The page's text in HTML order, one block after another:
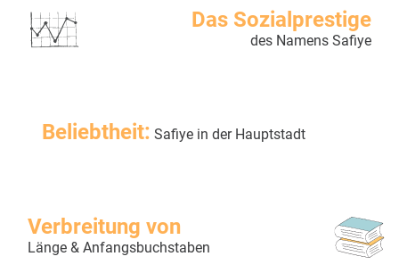
Das Sozialprestige
des Namens Safiye
Beliebtheit: Safiye in der Hauptstadt
Verbreitung von
Länge & Anfangsbuchstaben